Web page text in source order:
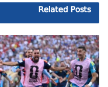
Related Posts